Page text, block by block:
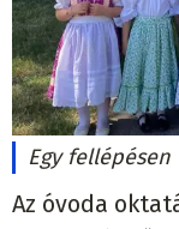
Egy fellépésen
Az óvoda